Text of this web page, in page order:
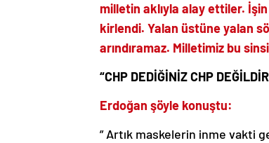
milletin aklıyla alay ettiler.
kirlendi. Yalan üstüne yalan
arındıramaz. Milletimiz bu
“CHP DEDİĞİNİZ CHP
Erdoğan şöyle konuştu:
” Artık maskelerin inme vakti